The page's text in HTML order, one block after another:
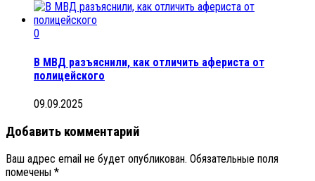
0
В МВД разъяснили, как отличить афериста от
полицейского
09.09.2025
Добавить комментарий
Ваш адрес email не будет опубликован. Обязательные поля
помечены *